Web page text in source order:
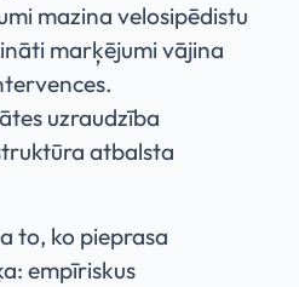
mazina velosipēdistu
marķējumi vājina
uzraudzība
atbalsta
to, ko pieprasa
empīriskus